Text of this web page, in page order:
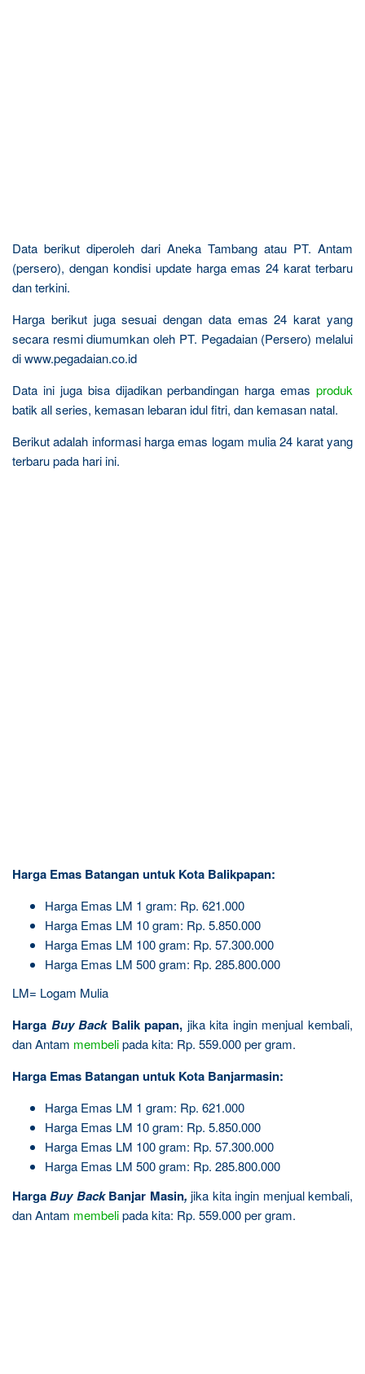
Data berikut diperoleh dari Aneka Tambang atau PT. Antam
(persero), dengan kondisi update harga emas 24 karat terbaru
dan terkini.
Harga berikut juga sesuai dengan data emas 24 karat yang
secara resmi diumumkan oleh PT. Pegadaian (Persero) melalui
di www.pegadaian.co.id
Data ini juga bisa dijadikan perbandingan harga emas produk
batik all series, kemasan lebaran idul fitri, dan kemasan natal.
Berikut adalah informasi harga emas logam mulia 24 karat yang
terbaru pada hari ini.
Harga Emas Batangan untuk Kota Balikpapan:
Harga Emas LM 1 gram: Rp. 621.000
Harga Emas LM 10 gram: Rp. 5.850.000
Harga Emas LM 100 gram: Rp. 57.300.000
Harga Emas LM 500 gram: Rp. 285.800.000
LM= Logam Mulia
Harga Buy Back Balik papan, jika kita ingin menjual kembali,
dan Antam membelipada kita: Rp. 559.000 per gram.
Harga Emas Batangan untuk Kota Banjarmasin:
Harga Emas LM 1 gram: Rp. 621.000
Harga Emas LM 10 gram: Rp. 5.850.000
Harga Emas LM 100 gram: Rp. 57.300.000
Harga Emas LM 500 gram: Rp. 285.800.000
HargaBuy BackBanjar Masin,jika kita ingin menjual kembali,
dan Antam membelipada kita: Rp. 559.000 per gram.